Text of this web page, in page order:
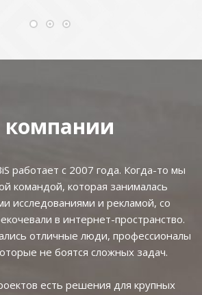
работает с 2007 года. Когда-то мы
командой, которая занималась
исследованиями и рекламой, со
в интернет-пространство.
отличные люди, профессионалы
не боятся сложных задач.
есть решения для крупных